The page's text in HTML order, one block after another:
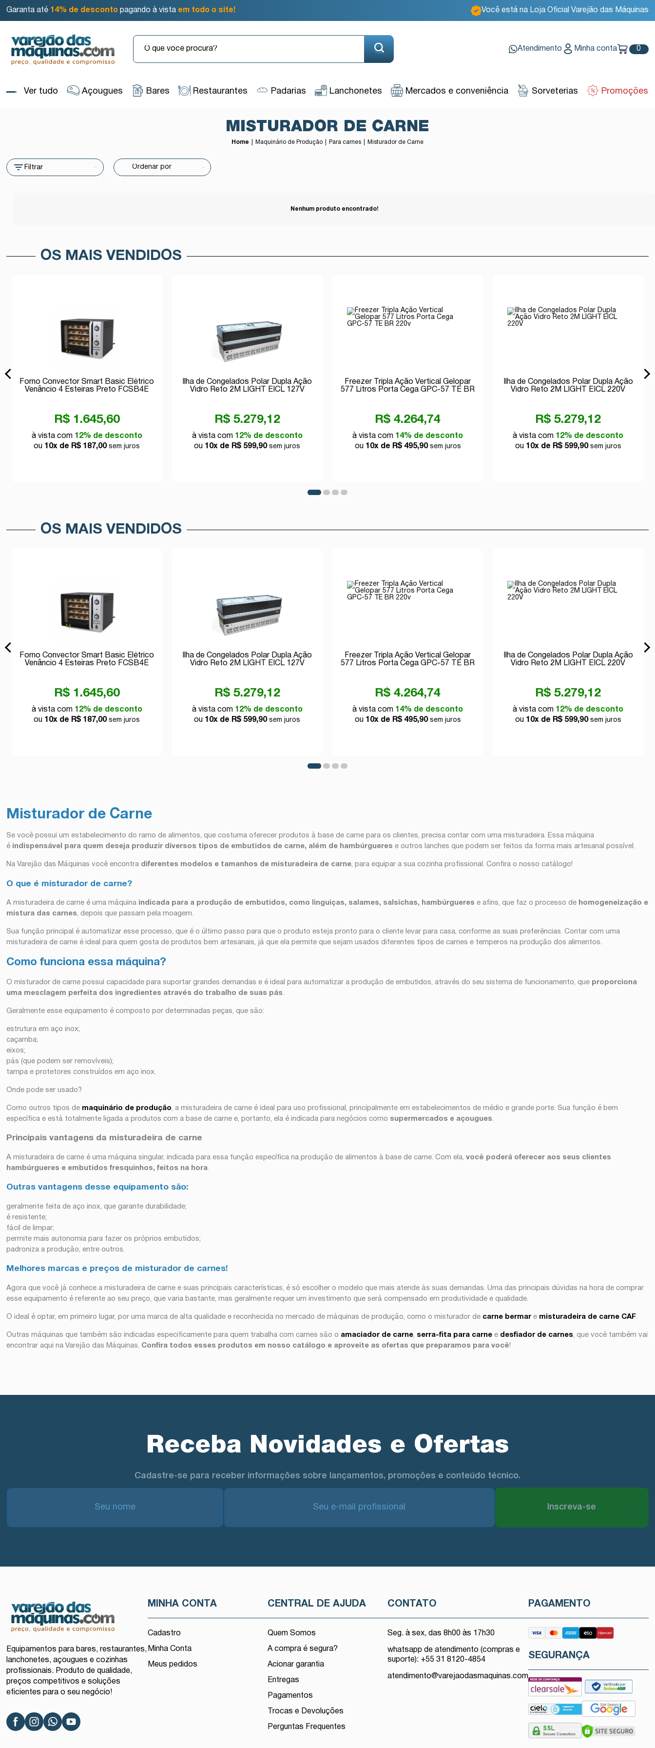
Garanta até 14% de desconto pagando à vista em todo o site! Você está na Loja Oficial Varejão das Máquinas
Atendimento Minha conta 0
Ver tudo Açougues Bares Restaurantes Padarias Lanchonetes Mercados e conveniência Sorveterias Promoções
MISTURADOR DE CARNE
Home Maquinário de Produção Para carnes Misturador de Carne
Filtrar
Nenhum produto encontrado!
OS MAIS VENDIDOS
Forno Convector Smart Basic Elétrico
Venâncio 4 Esteiras Preto FCSB4E
R$ 1.645,60
à vista com 12% de desconto
ou 10x de R$ 187,00sem juros
Ilha de Congelados Polar Dupla Ação
Vidro Reto 2M LIGHT EICL 127V
R$ 5.279,12
à vista com 12% de desconto
ou 10x de R$ 599,90sem juros
Freezer Tripla Ação Vertical Gelopar
577 Litros Porta Cega GPC-57 TE BR
R$ 4.264,74
à vista com 14% de desconto
ou 10x de R$ 495,90sem juros
Ilha de Congelados Polar Dupla Ação
Vidro Reto 2M LIGHT EICL 220V
R$ 5.279,12
à vista com 12% de desconto
ou 10x de R$ 599,90sem juros
OS MAIS VENDIDOS
Forno Convector Smart Basic Elétrico
Venâncio 4 Esteiras Preto FCSB4E
R$ 1.645,60
à vista com 12% de desconto
ou 10x de R$ 187,00sem juros
Ilha de Congelados Polar Dupla Ação
Vidro Reto 2M LIGHT EICL 127V
R$ 5.279,12
à vista com 12% de desconto
ou 10x de R$ 599,90sem juros
Freezer Tripla Ação Vertical Gelopar
577 Litros Porta Cega GPC-57 TE BR
R$ 4.264,74
à vista com 14% de desconto
ou 10x de R$ 495,90sem juros
Ilha de Congelados Polar Dupla Ação
Vidro Reto 2M LIGHT EICL 220V
R$ 5.279,12
à vista com 12% de desconto
ou 10x de R$ 599,90sem juros
Misturador de Carne
Se você possui um estabelecimento do ramo de alimentos, que costuma oferecer produtos à base de carne para os clientes, precisa contar com uma misturadeira. Essa máquina
é indispensável para quem deseja produzir diversos tipos de embutidos de carne, além de hambúrgueres e outros lanches que podem ser feitos da forma mais artesanal possível.
Na Varejão das Máquinas você encontra diferentes modelos e tamanhos de misturadeira de carne, para equipar a sua cozinha profissional. Confira o nosso catálogo!
O que é misturador de carne?
A misturadeira de carne é uma máquina indicada para a produção de embutidos, como linguiças, salames, salsichas, hambúrgueres e afins, que faz o processo de homogeneização e
mistura das carnes, depois que passam pela moagem.
Sua função principal é automatizar esse processo, que é o último passo para que o produto esteja pronto para o cliente levar para casa, conforme as suas preferências. Contar com uma
misturadeira de carne é ideal para quem gosta de produtos bem artesanais, já que ela permite que sejam usados diferentes tipos de carnes e temperos na produção dos alimentos.
Como funciona essa máquina?
O misturador de carne possui capacidade para suportar grandes demandas e é ideal para automatizar a produção de embutidos, através do seu sistema de funcionamento, que proporciona
uma mesclagem perfeita dos ingredientes através do trabalho de suas pás
Geralmente esse equipamento é composto por determinadas peças, que são:
estrutura em aço inox;
caçamba;
eixos;
pás (que podem ser removíveis);
tampa e protetores construídos em aço inox.
Onde pode ser usado?
Como outros tipos de maquinário de produção
, a misturadeira de carne é ideal para uso profissional, principalmente em estabelecimentos de médio e grande porte. Sua função é bem
específica e está totalmente ligada a produtos com a base de carne e, portanto, ela é indicada para negócios como supermercados e açougues
Principais vantagens da misturadeira de carne
A misturadeira de carne é uma máquina singular, indicada para essa função específica na produção de alimentos à base de carne. Com ela,você poderá oferecer aos seus clientes
hambúrgueres e embutidos fresquinhos, feitos na hora
Outras vantagens desse equipamento são:
geralmente feita de aço inox, que garante durabilidade;
é resistente;
fácil de limpar;
permite mais autonomia para fazer os próprios embutidos;
padroniza a produção, entre outros.
Melhores marcas e preços de misturador de carnes!
Agora que você já conhece a misturadeira de carne e suas principais características, é só escolher o modelo que mais atende às suas demandas. Uma das principais dúvidas na hora de comprar
esse equipamento é referente ao seu preço, que varia bastante, mas geralmente requer um investimento que será compensado em produtividade e qualidade.
O ideal é optar, em primeiro lugar, por uma marca de alta qualidade e reconhecida no mercado de máquinas de produção, como o misturador de carne bermar e misturadeira de carne CAF.
Outras máquinas que também são indicadas especificamente para quem trabalha com carnes são o amaciador de carne, serra-fita para carne e desfiador de carnes, que você também vai
encontrar aqui na Varejão das Máquinas. Confira todos esses produtos em nosso catálogo e aproveite as ofertas que preparamos para você!
Receba Novidades e Ofertas
Cadastre-se para receber informações sobre lançamentos, promoções e conteúdo técnico.
Inscreva-se
Equipamentos para bares, restaurantes,
lanchonetes, açougues e cozinhas
profissionais. Produto de qualidade,
preços competitivos e soluções
eficientes para o seu negócio!
MINHA CONTA
Cadastro
Minha Conta
Meus pedidos
CENTRAL DE AJUDA
Quem Somos
A compra é segura?
Acionar garantia
Entregas
Pagamentos
Trocas e Devoluções
Perguntas Frequentes
CONTATO
Seg. à sex, das 8h00 às 17h30
whatsapp de atendimento (compras e
suporte): +55 31 8120-4854
atendimento@varejaodasmaquinas.com
PAGAMENTO
SEGURANÇA